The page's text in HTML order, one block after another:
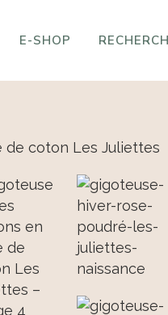
E-SHOP